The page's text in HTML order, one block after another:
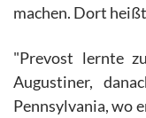
machen. Dort
"Prevost lernte
Augustiner,
Pennsylvania, wo